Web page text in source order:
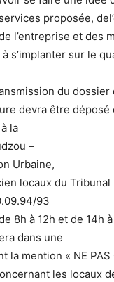
proposée,
l’entreprise et des
s’implanter sur le
du dossier
devra être déposé
la
–
Urbaine,
locaux du Tribunal
93
8h à 12h et de 14h
dans une
la mention « NE PAS
les locaux